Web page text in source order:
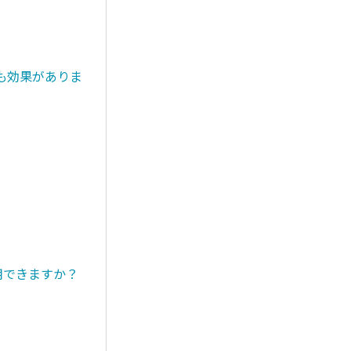
効果がありま
きますか？